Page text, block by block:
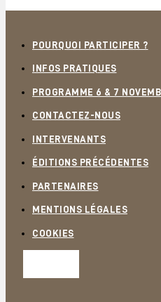
POURQUOI PARTICIPER ?
INFOS PRATIQUES
PROGRAMME 6 & 7
CONTACTEZ-NOUS
INTERVENANTS
ÉDITIONS PRÉCÉDENTES
PARTENAIRES
MENTIONS LÉGALES
COOKIES